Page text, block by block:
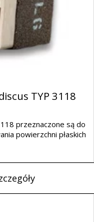
TYP 3118
przeznaczone są do
powierzchni płaskich